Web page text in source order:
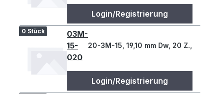
Login/Registrierung
0 Stück
03M-
15-
020
20-3M-15, 19,10 mm Dw, 20 Z., 3 T
Login/Registrierung